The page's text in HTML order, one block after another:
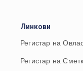
Линкови
Регистар на
Регистар на